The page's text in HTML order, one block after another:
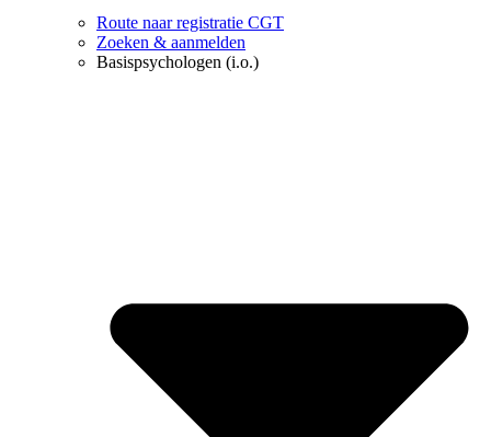
Route naar registratie CGT
Zoeken & aanmelden
Basispsychologen (i.o.)